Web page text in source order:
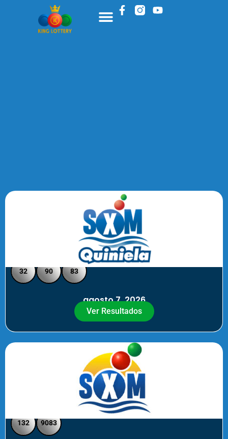
Quiniela SXM - Medio Día
32 90 83
agosto 7, 2026
Ver Resultados
SXM Medio día - Pick 3 Pick 4
132 9083